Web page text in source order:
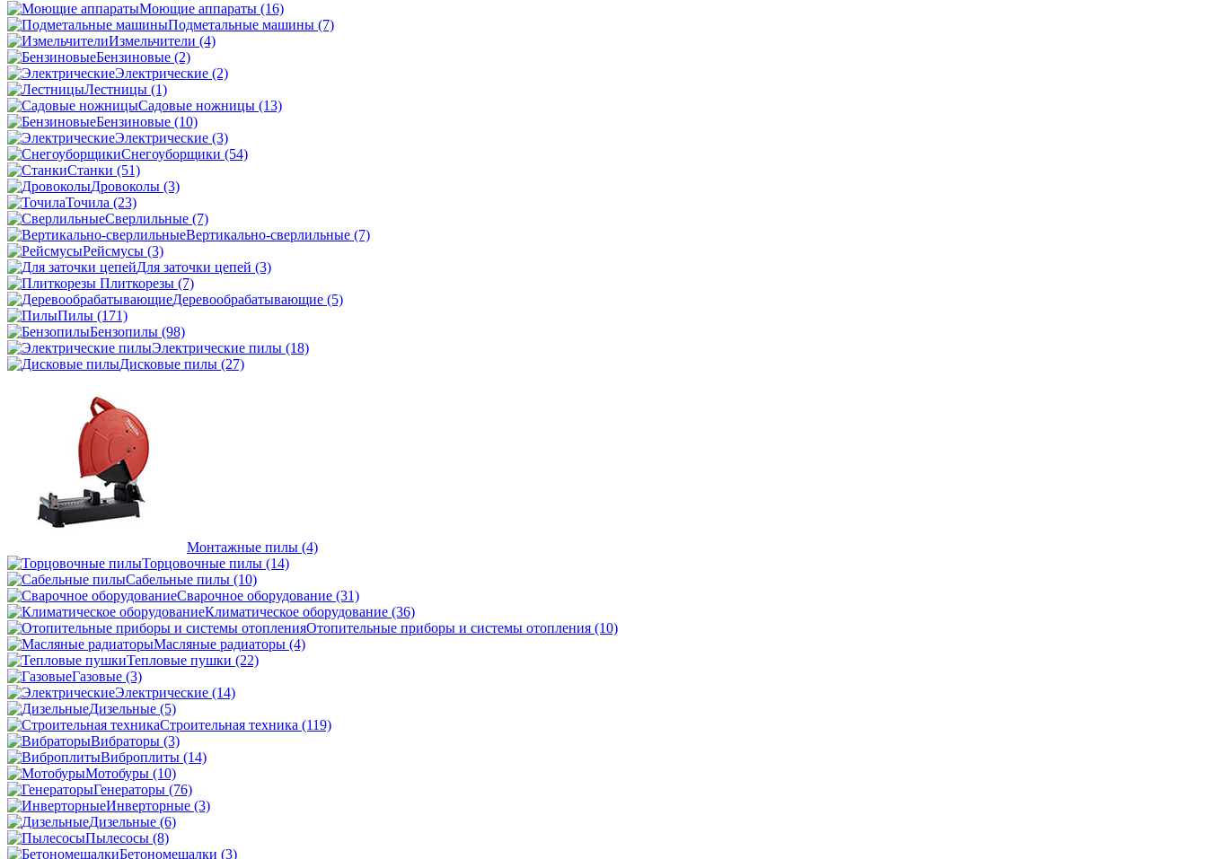
Моющие аппараты (16)
Подметальные машины (7)
Измельчители (4)
Бензиновые (2)
Электрические (2)
Лестницы (1)
Садовые ножницы (13)
Бензиновые (10)
Электрические (3)
Снегоуборщики (54)
Станки (51)
Дровоколы (3)
Точила (23)
Сверлильные (7)
Вертикально-сверлильные (7)
Рейсмусы (3)
Для заточки цепей (3)
Плиткорезы (7)
Деревообрабатывающие (5)
Пилы (171)
Бензопилы (98)
Электрические пилы (18)
Дисковые пилы (27)
Монтажные пилы (4)
Торцовочные пилы (14)
Сабельные пилы (10)
Сварочное оборудование (31)
Климатическое оборудование (36)
Отопительные приборы и системы отопления (10)
Масляные радиаторы (4)
Тепловые пушки (22)
Газовые (3)
Электрические (14)
Дизельные (5)
Строительная техника (119)
Вибраторы (3)
Виброплиты (14)
Мотобуры (10)
Генераторы (76)
Инверторные (3)
Дизельные (6)
Пылесосы (8)
Бетономешалки (3)